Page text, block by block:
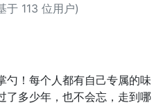
113 位用户)
勺！每个人都有自己专属的味
了多少年，也不会忘，走到哪